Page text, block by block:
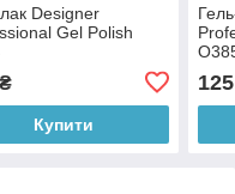
Designer
Gel Polish
Купити
125